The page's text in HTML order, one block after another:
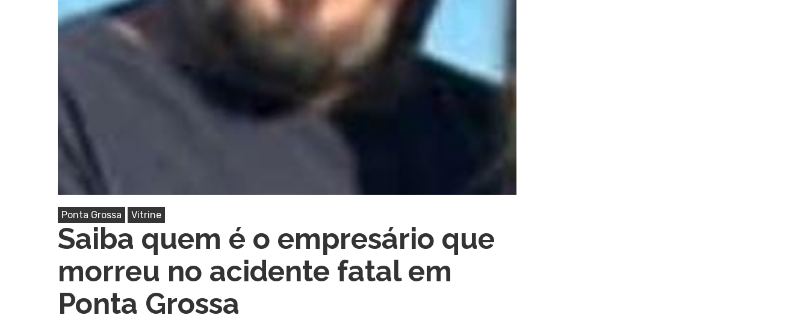
Ponta Grossa Vitrine
Saiba quem é o empresário que
morreu no acidente fatal em
Ponta Grossa